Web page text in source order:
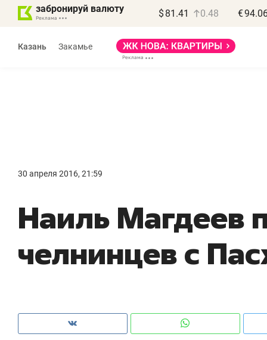
забронируй валюту $ 81.41 0.48 €
Казань Закамье
30 апреля 2016, 21:59
Наиль Магдеев
челнинцев с
правил, бизнес может
потерять минимум
Как бизнесу выйти на зарубежные